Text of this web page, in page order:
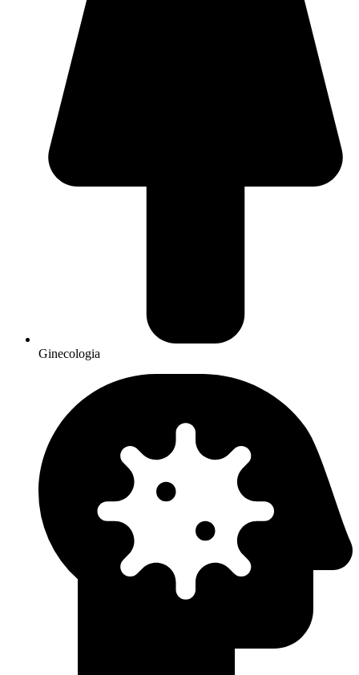
Ginecologia